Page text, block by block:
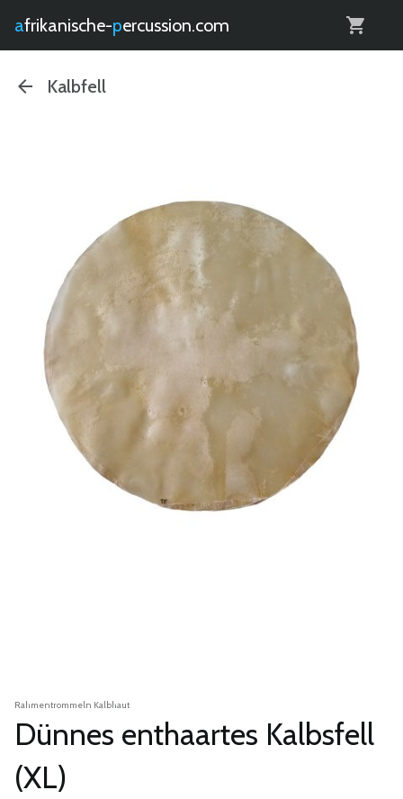
afrikanische- percussion.com
Kalbfell
Rahmentrommeln Kalbhaut
Dünnes enthaartes Kalbsfell
(XL)